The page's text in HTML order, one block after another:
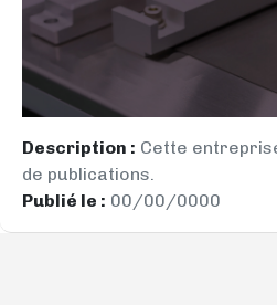
Description : Cette
de publications.
Publié le : 00/00/0000